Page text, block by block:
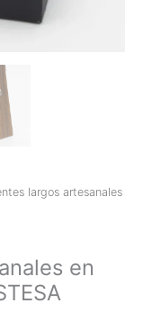
largos artesanales
en